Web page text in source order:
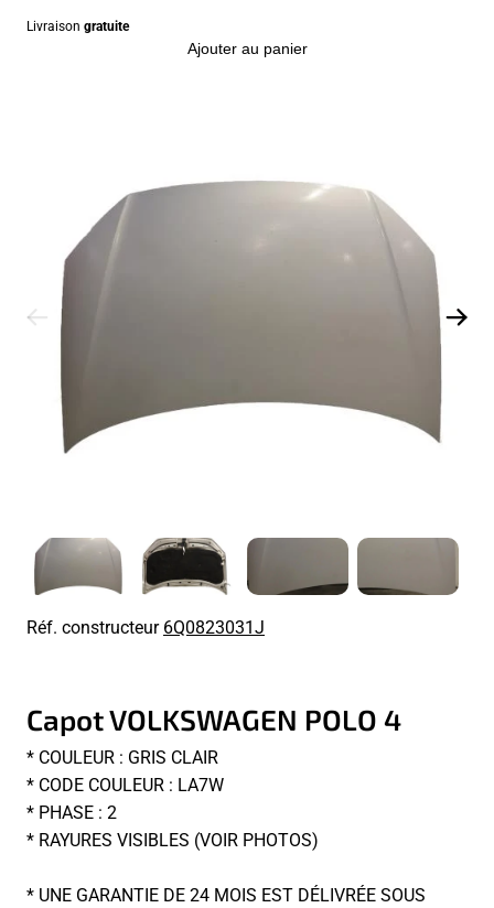
Livraison gratuite
Ajouter au panier
Réf. constructeur6Q0823031J
Capot VOLKSWAGEN POLO 4
* COULEUR : GRIS CLAIR
* CODE COULEUR : LA7W
* PHASE : 2
* RAYURES VISIBLES (VOIR PHOTOS)
* UNE GARANTIE DE 24 MOIS EST DÉLIVRÉE SOUS